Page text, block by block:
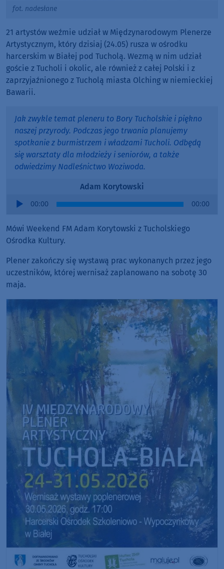
fot. nadesłane
21 artystów weźmie udział w Międzynarodowym Plenerze
Artystycznym, który dzisiaj (24.05) rusza w ośrodku
harcerskim w Białej pod Tucholą. Wezmą w nim udział
goście z Tucholi i okolic, ale również z całej Polski i z
zaprzyjaźnionego z Tucholą miasta Olching w niemieckiej
Bawarii.
Jak zwykle temat pleneru to Bory Tucholskie i piękno
naszej przyrody. Podczas jego trwania planujemy
spotkanie z burmistrzem i władzami Tucholi. Odbędą
się warsztaty dla młodzieży i seniorów, a także
odwiedzimy Nadleśnictwo Woziwoda.
Adam Korytowski
Audio
00:00 00:00
Mówi Weekend FM Adam Korytowski z Tucholskiego
Ośrodka Kultury.
Plener zakończy się wystawą prac wykonanych przez jego
uczestników, której wernisaż zaplanowano na sobotę 30
maja.